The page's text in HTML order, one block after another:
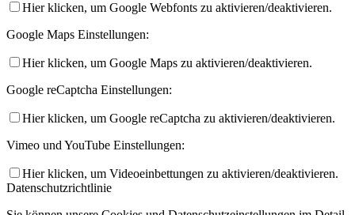
Hier klicken, um Google Webfonts zu aktivieren/deaktivieren.
Google Maps Einstellungen:
Hier klicken, um Google Maps zu aktivieren/deaktivieren.
Google reCaptcha Einstellungen:
Hier klicken, um Google reCaptcha zu aktivieren/deaktivieren.
Vimeo und YouTube Einstellungen:
Hier klicken, um Videoeinbettungen zu aktivieren/deaktivieren.
Datenschutzrichtlinie